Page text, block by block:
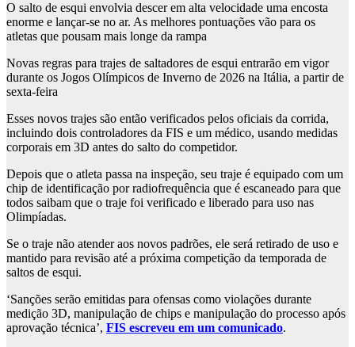
O salto de esqui envolvia descer em alta velocidade uma encosta
enorme e lançar-se no ar. As melhores pontuações vão para os
atletas que pousam mais longe da rampa
Novas regras para trajes de saltadores de esqui entrarão em vigor
durante os Jogos Olímpicos de Inverno de 2026 na Itália, a partir de
sexta-feira
Esses novos trajes são então verificados pelos oficiais da corrida,
incluindo dois controladores da FIS e um médico, usando medidas
corporais em 3D antes do salto do competidor.
Depois que o atleta passa na inspeção, seu traje é equipado com um
chip de identificação por radiofrequência que é escaneado para que
todos saibam que o traje foi verificado e liberado para uso nas
Olimpíadas.
Se o traje não atender aos novos padrões, ele será retirado de uso e
mantido para revisão até a próxima competição da temporada de
saltos de esqui.
‘Sanções serão emitidas para ofensas como violações durante
medição 3D, manipulação de chips e manipulação do processo após
aprovação técnica’, FIS escreveu em um comunicado.